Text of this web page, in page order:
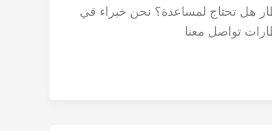
هل تحتاج لمساعدة؟ نحن خبراء في
تواصل معنا